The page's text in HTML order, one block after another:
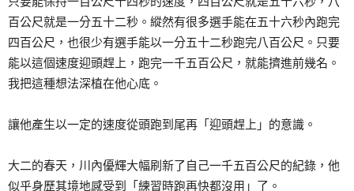
百公尺就是一分五十二秒。縱然有很多選手能在五十六秒內跑完
四百公尺，也很少有選手能以一分五十二秒跑完八百公尺。只要
能以這個速度迎頭趕上，跑完一千五百公尺，就能擠進前幾名。
我把這種想法深植在他心底。
讓他產生以一定的速度從頭跑到尾再「迎頭趕上」的意識。
大二的春天，川內優輝大幅刷新了自己一千五百公尺的紀錄，他
似乎身歷其境地感受到「練習時跑再快都沒用」了。